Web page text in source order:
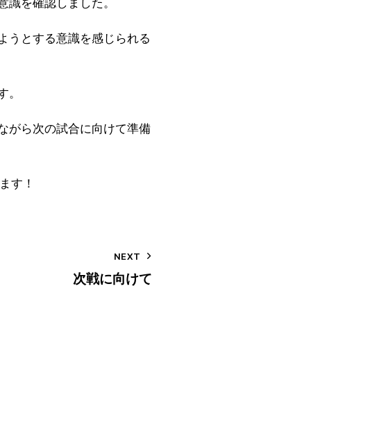
うとする意識を感じられる
がら次の試合に向けて準備
す！
NEXT
次戦に向けて